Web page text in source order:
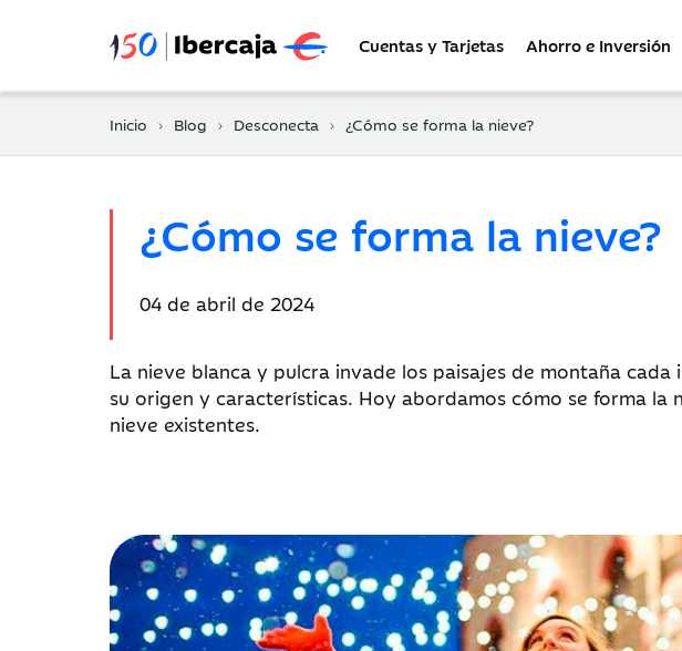
Cuentas y Tarjetas Ahorro e Inversión
Inicio Blog Desconecta ¿Cómo se forma la nieve?
¿Cómo se forma la nieve?
Fecha
04 de abril de 2024
La nieve blanca y pulcra invade los paisajes de montaña
su origen y características. Hoy abordamos cómo se forma
nieve existentes.